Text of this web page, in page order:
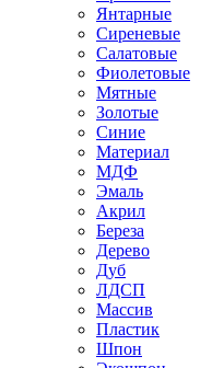
Янтарные
Сиреневые
Салатовые
Фиолетовые
Мятные
Золотые
Синие
Материал
МДФ
Эмаль
Акрил
Береза
Дерево
Дуб
ЛДСП
Массив
Пластик
Шпон